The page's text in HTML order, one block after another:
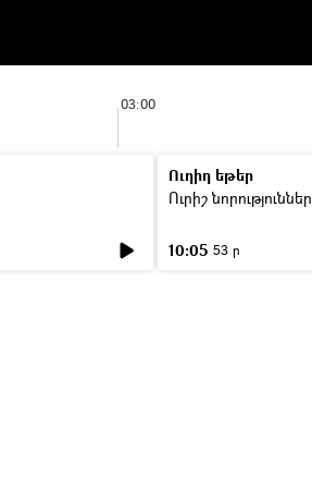
03:00
Ուղիղ եթեր
Ուրիշ նորություններ
10:05 53 ր